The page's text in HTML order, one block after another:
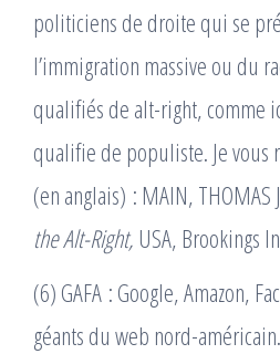
politiciens de droite qui se
l’immigration massive ou du
qualifiés de alt-right, comme
qualifie de populiste. Je vous
(en anglais) : MAIN, THOMAS
the Alt-Right, USA, Brookings
(6) GAFA : Google, Amazon,
géants du web nord-américain.